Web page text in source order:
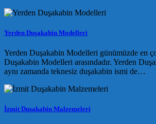
Yerden Duşakabin Modelleri
Yerden Duşakabin Modelleri günümüzde en
Duşakabin Modelleri arasındadır. Yerden
aynı zamanda teknesiz duşakabin ismi de…
İzmit Duşakabin Malzemeleri